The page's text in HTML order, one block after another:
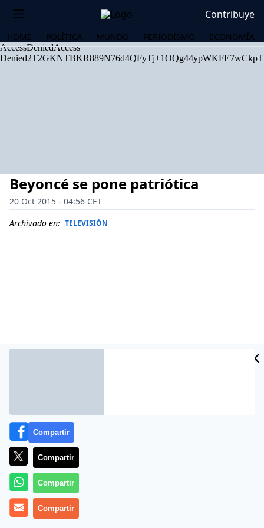
Contribuye
HOME POLÍTICA MUNDO PERIODISMO ECONOMÍA
Beyoncé se pone patriótica
20 Oct 2015 - 04:56 CET
Archivado en: TELEVISIÓN
estrellas en la portada de la revista Beat.
Compartir
Compartir
Compartir
Compartir